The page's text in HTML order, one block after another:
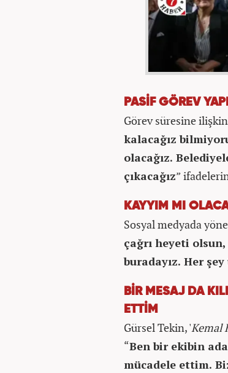
PASİF GÖREV
Görev süresine
kalacağız
olacağız.
çıkacağız”
KAYYIM MI
Sosyal medyada
çağrı heyeti
buradayız. Her
BİR MESAJ DA
ETTİM
Gürsel Tekin, 'Kemal
“Ben bir ekibin
mücadele ettim.